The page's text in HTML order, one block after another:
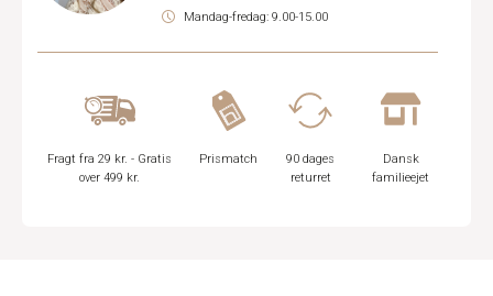
Mandag-fredag: 9.00-15.00
Fragt fra 29 kr. - Gratis
over 499 kr.
Prismatch
90 dages
returret
Dansk
familieejet